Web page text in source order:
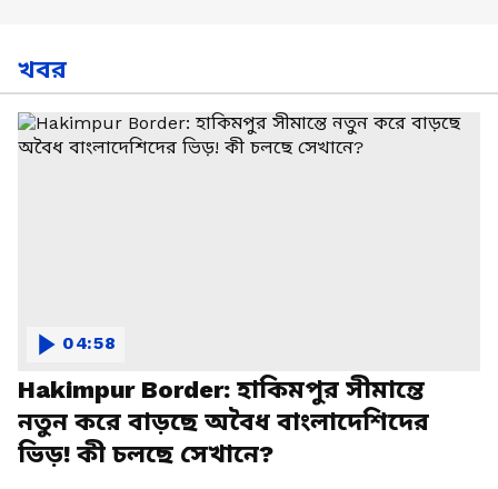
খবর
Hakimpur Border: হাকিমপুর সীমান্তে
নতুন করে বাড়ছে অবৈধ বাংলাদেশিদের
ভিড়! কী চলছে সেখানে?
04:58